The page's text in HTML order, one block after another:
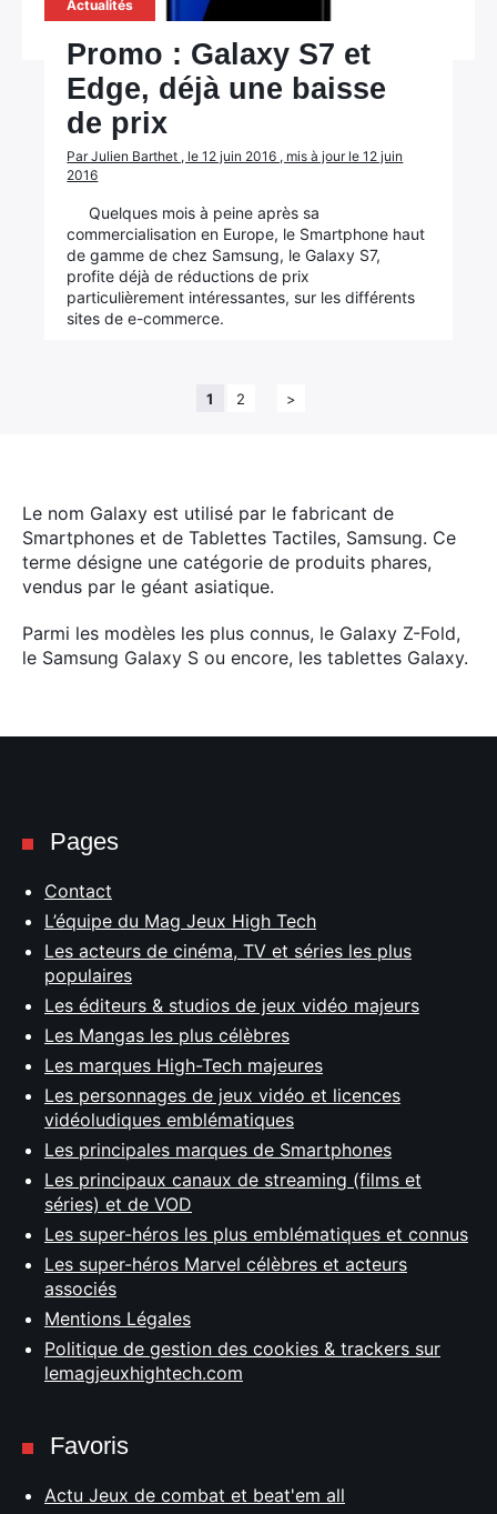
Le nom Galaxy est utilisé par le fabricant de
Smartphones et de Tablettes Tactiles, Samsung. Ce
terme désigne une catégorie de produits phares,
vendus par le géant asiatique.
Parmi les modèles les plus connus, le Galaxy Z-Fold,
le Samsung Galaxy S ou encore, les tablettes Galaxy.
Actualités
Promo : Galaxy S7 et
Edge, déjà une baisse
de prix
Par Julien Barthet , le 12 juin 2016 , mis à jour le 12 juin
2016
Quelques mois à peine après sa
commercialisation en Europe, le Smartphone haut
de gamme de chez Samsung, le Galaxy S7,
profite déjà de réductions de prix
particulièrement intéressantes, sur les différents
sites de e-commerce.
1 2 >
Pages
Contact
L’équipe du Mag Jeux High Tech
Les acteurs de cinéma, TV et séries les plus
populaires
Les éditeurs & studios de jeux vidéo majeurs
Les Mangas les plus célèbres
Les marques High-Tech majeures
Les personnages de jeux vidéo et licences
vidéoludiques emblématiques
Les principales marques de Smartphones
Les principaux canaux de streaming (films et
séries) et de VOD
Les super-héros les plus emblématiques et connus
Les super-héros Marvel célèbres et acteurs
associés
Mentions Légales
Politique de gestion des cookies & trackers sur
lemagjeuxhightech.com
Favoris
Actu Jeux de combat et beat'em all